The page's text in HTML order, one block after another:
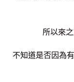
所以來
不知道是否因為